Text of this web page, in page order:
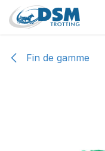
Se rendre au contenu
Fin de gamme